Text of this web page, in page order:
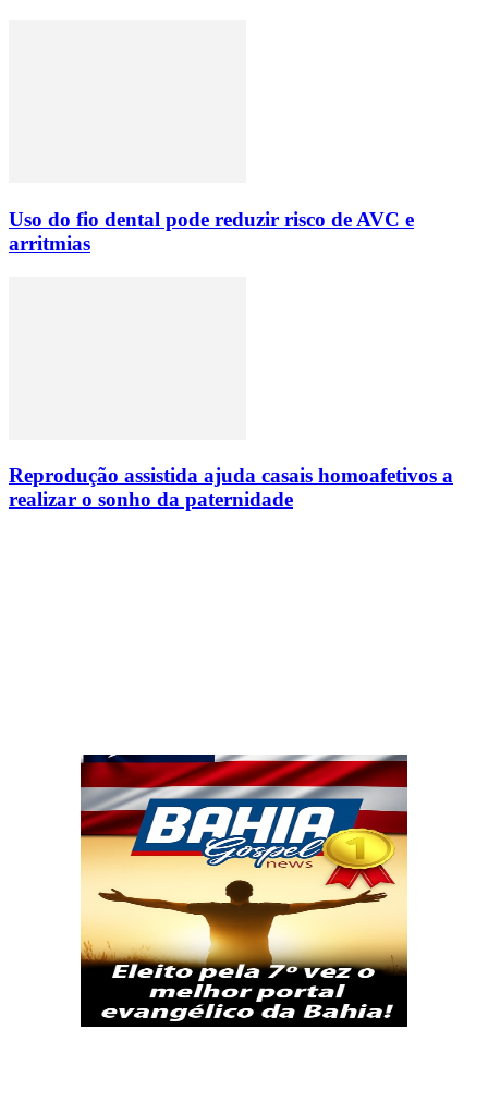
Uso do fio dental pode reduzir risco de AVC e
arritmias
Reprodução assistida ajuda casais homoafetivos a
realizar o sonho da paternidade